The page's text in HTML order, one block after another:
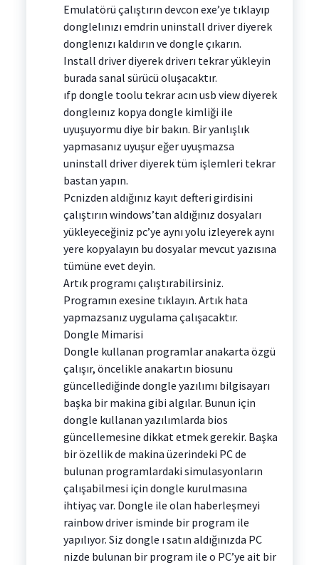
Emulatörü çalıştırın devcon exe’ye tıklayıp
donglelınızı emdrin uninstall driver diyerek
donglenızı kaldırın ve dongle çıkarın.
Install driver diyerek driverı tekrar yükleyin
burada sanal sürücü oluşacaktır.
ıfp dongle toolu tekrar acın usb view diyerek
dongleınız kopya dongle kimliği ile
uyuşuyormu diye bir bakın. Bir yanlışlık
yapmasanız uyuşur eğer uyuşmazsa
uninstall driver diyerek tüm işlemleri tekrar
bastan yapın.
Pcnizden aldığınız kayıt defteri girdisini
çalıştırın windows’tan aldığınız dosyaları
yükleyeceğiniz pc’ye aynı yolu izleyerek aynı
yere kopyalayın bu dosyalar mevcut yazısına
tümüne evet deyin.
Artık programı çalıştırabilirsiniz.
Programın exesine tıklayın. Artık hata
yapmazsanız uygulama çalışacaktır.
Dongle Mimarisi
Dongle kullanan programlar anakarta özgü
çalışır, öncelikle anakartın biosunu
güncellediğinde dongle yazılımı bilgisayarı
başka bir makina gibi algılar. Bunun için
dongle kullanan yazılımlarda bios
güncellemesine dikkat etmek gerekir. Başka
bir özellik de makina üzerindeki PC de
bulunan programlardaki simulasyonların
çalışabilmesi için dongle kurulmasına
ihtiyaç var. Dongle ile olan haberleşmeyi
rainbow driver isminde bir program ile
yapılıyor. Siz dongle ı satın aldığınızda PC
nizde bulunan bir program ile o PC’ye ait bir